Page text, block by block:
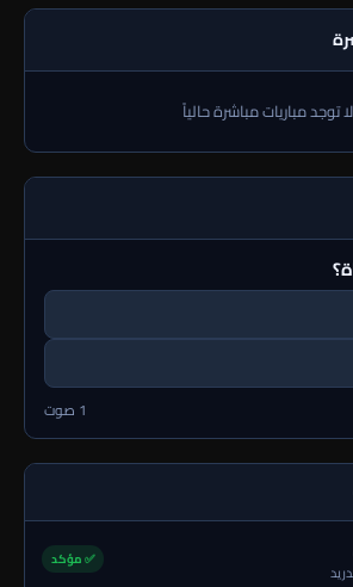
لا توجد مباريات مباشرة حالياً
1 صوت
✅ مؤكد